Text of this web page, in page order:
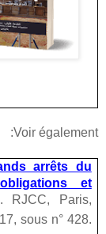
Voir également:
arrêts du
et
RJCC, Paris,
sous n° 428.